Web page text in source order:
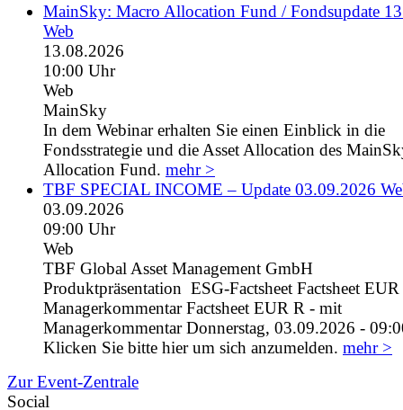
MainSky: Macro Allocation Fund / Fondsupdate
Web
13.08.2026
10:00 Uhr
Web
MainSky
In dem Webinar erhalten Sie einen Einblick in die
Fondsstrategie und die Asset Allocation des
Allocation Fund. mehr >
TBF SPECIAL INCOME – Update 03.09.2026
03.09.2026
09:00 Uhr
Web
TBF Global Asset Management GmbH
Produktpräsentation ESG-Factsheet Factsheet
Managerkommentar Factsheet EUR R - mit
Managerkommentar Donnerstag, 03.09.2026 -
Klicken Sie bitte hier um sich anzumelden. mehr >
Zur Event-Zentrale
Social